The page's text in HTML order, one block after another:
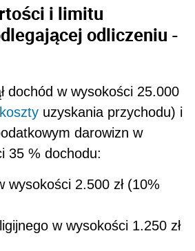
i limitu
odliczeniu -
dochód w wysokości 25.000
koszty uzyskania przychodu) i
darowizn w
35 % dochodu:
wysokości 2.500 zł (10%
w wysokości 1.250 zł